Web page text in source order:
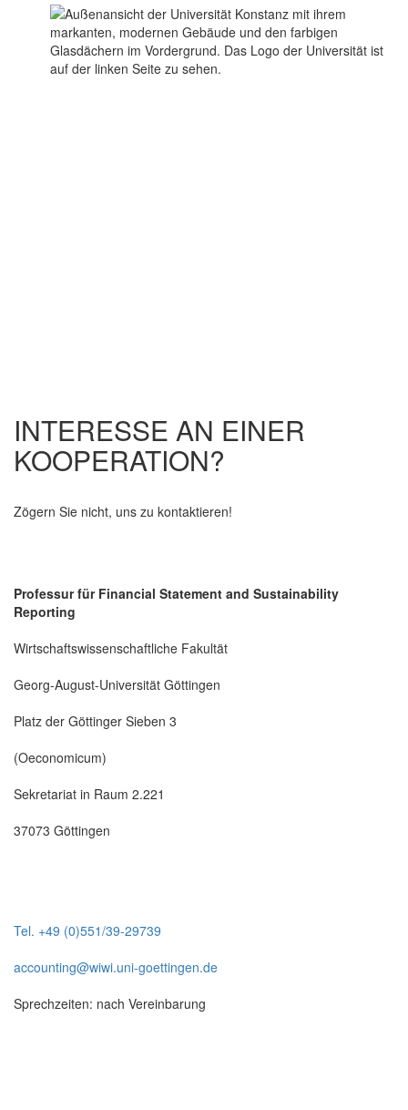
INTERESSE AN EINER
KOOPERATION?
Zögern Sie nicht, uns zu kontaktieren!
Professur für Financial Statement and Sustainability
Reporting
Wirtschaftswissenschaftliche Fakultät
Georg-August-Universität Göttingen
Platz der Göttinger Sieben 3
(Oeconomicum)
Sekretariat in Raum 2.221
37073 Göttingen
Tel. +49 (0)551/39-29739
accounting@wiwi.uni-goettingen.de
Sprechzeiten: nach Vereinbarung